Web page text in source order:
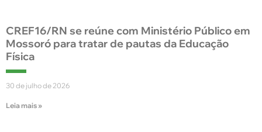
CREF16/RN se reúne com Ministério Público em
Mossoró para tratar de pautas da Educação
Física
30 de julho de 2026
Leia mais »